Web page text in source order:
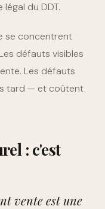
du DDT.
se concentrent
défauts visibles
Les défauts
tard — et coûtent
: c'est
vente est une